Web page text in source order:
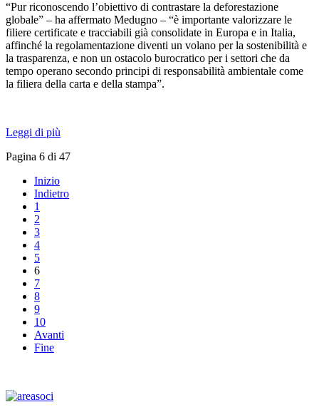
“Pur riconoscendo l’obiettivo di contrastare la deforestazione
globale” – ha affermato Medugno – “è importante valorizzare le
filiere certificate e tracciabili già consolidate in Europa e in Italia,
affinché la regolamentazione diventi un volano per la sostenibilità e
la trasparenza, e non un ostacolo burocratico per i settori che da
tempo operano secondo principi di responsabilità ambientale come
la filiera della carta e della stampa”.
Leggi di più
Pagina 6 di 47
Inizio
Indietro
1
2
3
4
5
6
7
8
9
10
Avanti
Fine